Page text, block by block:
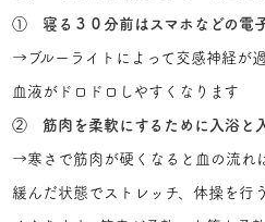
① 寝る３０分前はスマホなどの電
→ブルーライトによって交感神経が
血液がドロドロしやすくなります
②筋肉を柔軟にするために入浴と
→寒さで筋肉が硬くなると血の流れ
緩んだ状態でストレッチ、体操を行